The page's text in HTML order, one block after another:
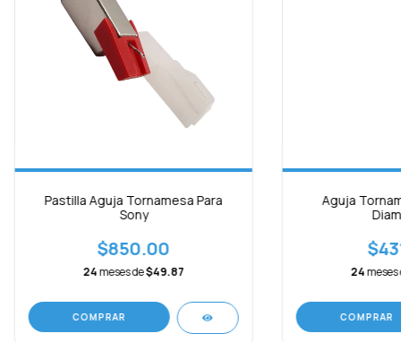
Pastilla Aguja Tornamesa Para
Sony
$850.00
24meses de$49.87
COMPRAR
Aguja
24